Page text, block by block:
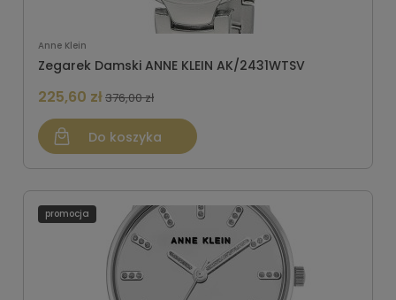
Anne Klein
Zegarek Damski ANNE KLEIN AK/2431WTSV
225,60 zł376,00 zł
Do koszyka
promocja